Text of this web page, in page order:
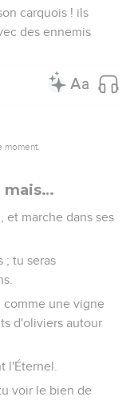
des ennemis
marche dans ses
tu seras
une vigne
d'oliviers autour
l'Éternel.
voir le bien de
Israël !